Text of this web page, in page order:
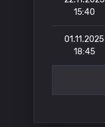
15:40
01.11.2025
18:45